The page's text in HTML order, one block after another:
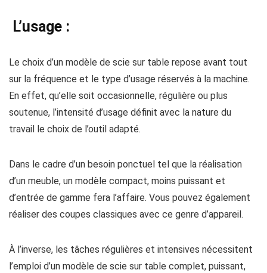
L’usage :
Le choix d’un modèle de scie sur table repose avant tout
sur la fréquence et le type d’usage réservés à la machine.
En effet, qu’elle soit occasionnelle, régulière ou plus
soutenue, l’intensité d’usage définit avec la nature du
travail le choix de l’outil adapté.
Dans le cadre d’un besoin ponctuel tel que la réalisation
d’un meuble, un modèle compact, moins puissant et
d’entrée de gamme fera l’affaire. Vous pouvez également
réaliser des coupes classiques avec ce genre d’appareil.
À l’inverse, les tâches régulières et intensives nécessitent
l’emploi d’un modèle de scie sur table complet, puissant,